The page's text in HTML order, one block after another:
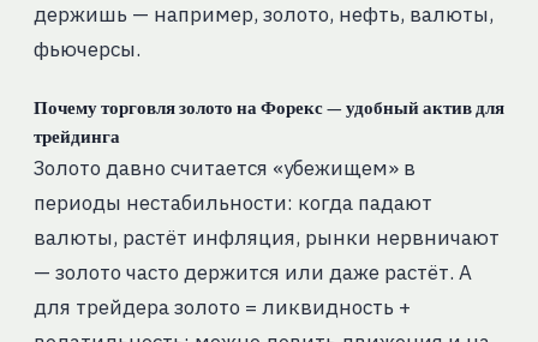
держишь — например, золото, нефть, валюты,
фьючерсы.
Почему торговля золото на Форекс — удобный актив для
трейдинга
Золото давно считается «убежищем» в
периоды нестабильности: когда падают
валюты, растёт инфляция, рынки нервничают
— золото часто держится или даже растёт. А
для трейдера золото = ликвидность +